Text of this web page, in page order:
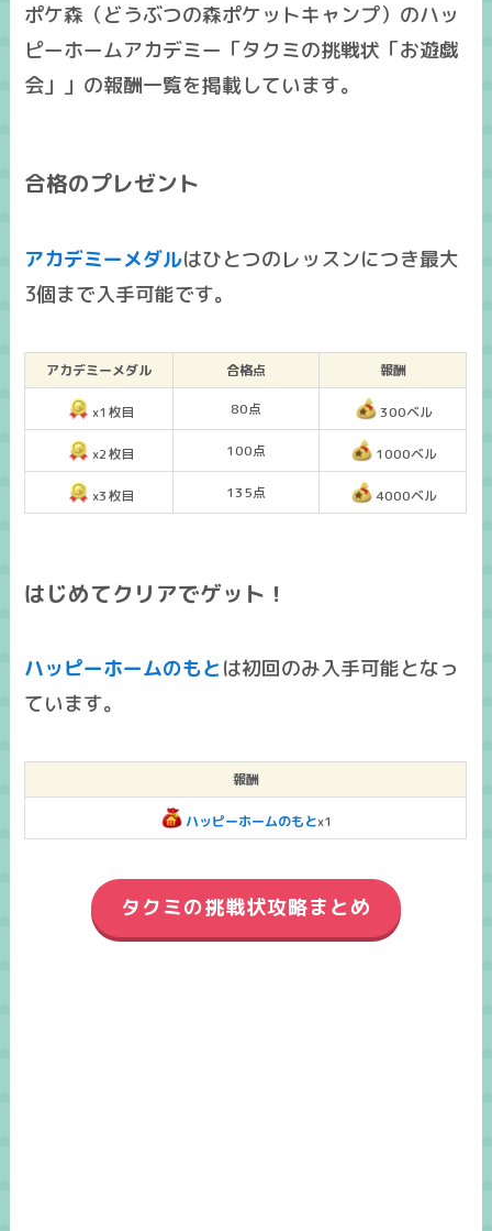
ポケ森（どうぶつの森ポケットキャンプ）のハッ
ピーホームアカデミー「タクミの挑戦状「お遊戯
会」」の報酬一覧を掲載しています。
合格のプレゼント
アカデミーメダルはひとつのレッスンにつき最大
3個まで入手可能です。
アカデミーメダル 合格点 報酬
x1枚目 80点 300ベル
x2枚目 100点 1000ベル
x3枚目 135点 4000ベル
はじめてクリアでゲット！
ハッピーホームのもと は初回のみ入手可能となっ
ています。
報酬
ハッピーホームのもとx1
タクミの挑戦状攻略まとめ